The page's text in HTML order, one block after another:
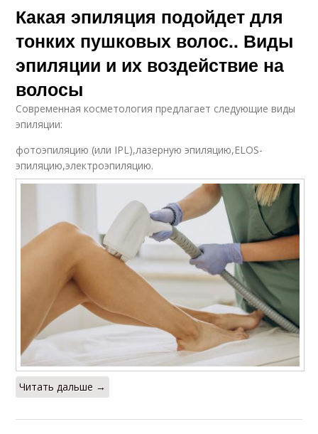
Какая эпиляция подойдет для
тонких пушковых волос.. Виды
эпиляции и их воздействие на
волосы
Современная косметология предлагает следующие виды
эпиляции:
фотоэпиляцию (или IPL),лазерную эпиляцию,ELOS-
эпиляцию,электроэпиляцию.
Читать дальше →